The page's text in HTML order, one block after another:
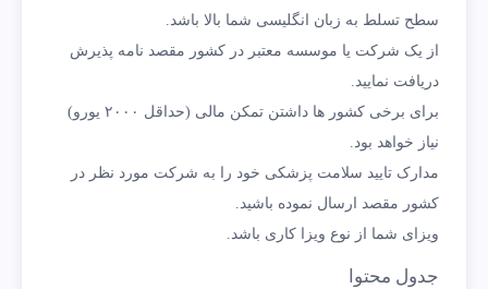
سطح تسلط به زبان انگلیسی شما بالا باشد.
از یک شرکت یا موسسه معتبر در کشور مقصد نامه پذیرش
دریافت نمایید.
برای برخی کشور ها داشتن تمکن مالی (حداقل ۲۰۰۰ یورو)
نیاز خواهد بود.
مدارک تایید سلامت پزشکی خود را به شرکت مورد نظر در
کشور مقصد ارسال نموده باشید.
ویزای شما از نوع ویزا کاری باشد.
جدول محتوا